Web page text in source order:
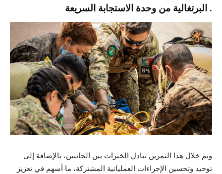
البرتغالية من وحدة الاستجابة السريعة .
وتم خلال هذا التمرين تبادل الخبرات بين الجانبين، بالإضافة إلى
توحيد وتحسين الإجراءات العملياتية المشتركة، ما أسهم في تعزيز